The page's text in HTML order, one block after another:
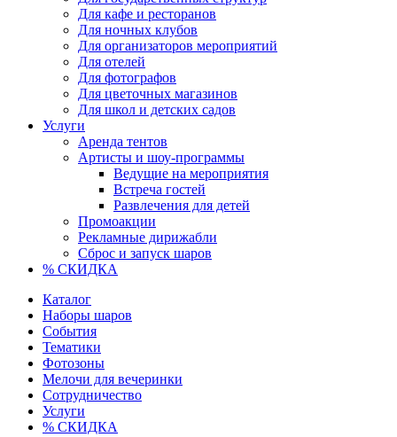
Для кафе и ресторанов
Для ночных клубов
Для организаторов мероприятий
Для отелей
Для фотографов
Для цветочных магазинов
Для школ и детских садов
Услуги
Аренда тентов
Артисты и шоу-программы
Ведущие на мероприятия
Встреча гостей
Развлечения для детей
Промоакции
Рекламные дирижабли
Сброс и запуск шаров
% СКИДКА
Каталог
Наборы шаров
События
Тематики
Фотозоны
Мелочи для вечеринки
Сотрудничество
Услуги
% СКИДКА